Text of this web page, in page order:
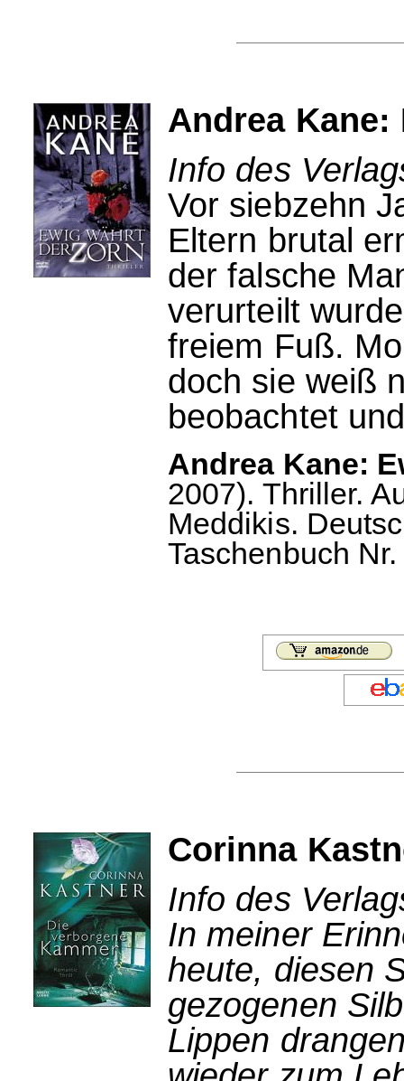
Andrea
Info des
Vor siebzehn
Eltern brutal
der falsche
verurteilt
freiem Fuß.
doch sie weiß
beobachtet
Andrea Kane:
2007). Thriller.
Meddikis.
Taschenbuch
Corinna
Info des
In meiner
heute, diesen
gezogenen
Lippen